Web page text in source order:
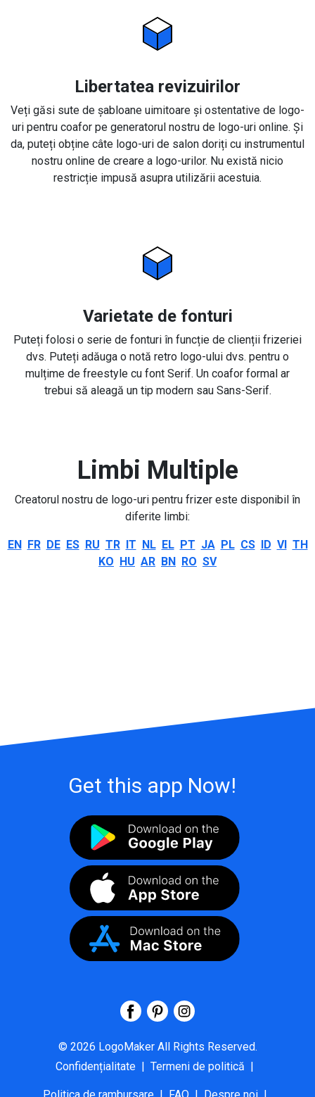
Libertatea revizuirilor
Veți găsi sute de șabloane uimitoare și ostentative de logo-
uri pentru coafor pe generatorul nostru de logo-uri online. Și
da, puteți obține câte logo-uri de salon doriți cu instrumentul
nostru online de creare a logo-urilor. Nu există nicio
restricție impusă asupra utilizării acestuia.
Varietate de fonturi
Puteți folosi o serie de fonturi în funcție de clienții frizeriei
dvs. Puteți adăuga o notă retro logo-ului dvs. pentru o
mulțime de freestyle cu font Serif. Un coafor formal ar
trebui să aleagă un tip modern sau Sans-Serif.
Limbi Multiple
Creatorul nostru de logo-uri pentru frizer este disponibil în
diferite limbi:
EN FR DE ES RU TR IT NL EL PT JA PL CS ID VI TH
KO HU AR BN RO SV
Get this app Now!
© 2026 LogoMaker All Rights Reserved.
Confidențialitate | Termeni de politică |